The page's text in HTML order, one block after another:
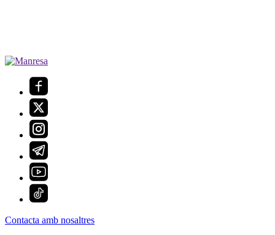
Contacta amb nosaltres